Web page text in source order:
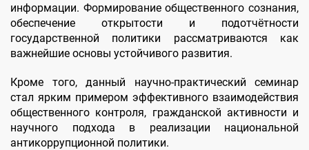
информации. Формирование общественного сознания,
обеспечение открытости и подотчётности
государственной политики рассматриваются как
важнейшие основы устойчивого развития.
Кроме того, данный научно-практический семинар
стал ярким примером эффективного взаимодействия
общественного контроля, гражданской активности и
научного подхода в реализации национальной
антикоррупционной политики.